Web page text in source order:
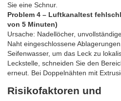
Sie eine Schnur.
Problem 4 – Luftkanaltest
von 5 Minuten)
Ursache: Nadellöcher,
Naht eingeschlossene
Seifenwasser, um das Leck zu
Leckstelle, schneiden Sie den
erneut. Bei Doppelnähten mit
Risikofaktoren und